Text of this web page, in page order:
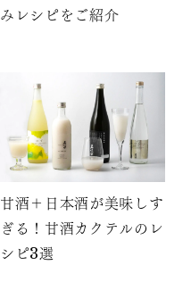
みレシピをご紹介
甘酒＋日本酒が美味しす
ぎる！甘酒カクテルのレ
シピ3選